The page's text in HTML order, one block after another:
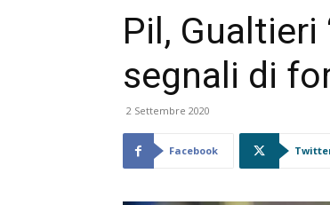
Pil,
segnali di
2 Settembre 2020
Facebook